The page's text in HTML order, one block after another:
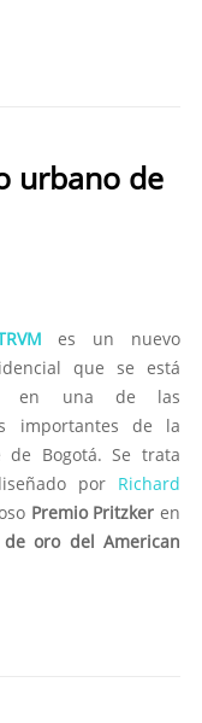
urbano de
es un nuevo
que se está
en una de las
importantes de la
de Bogotá. Se trata
por Richard
Premio Pritzker en
oro del American